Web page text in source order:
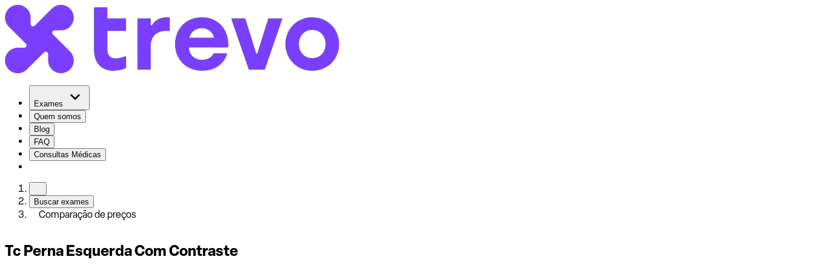
Exames
Quem somos
Blog
FAQ
Consultas Médicas
Buscar exames
Comparação de preços
Tc Perna Esquerda Com Contraste